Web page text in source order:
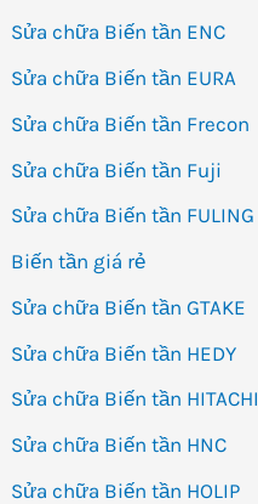
Sửa chữa Biến tần ENC
Sửa chữa Biến tần EURA
Sửa chữa Biến tần Frecon
Sửa chữa Biến tần Fuji
Sửa chữa Biến tần FULING
Biến tần giá rẻ
Sửa chữa Biến tần GTAKE
Sửa chữa Biến tần HEDY
Sửa chữa Biến tần HITACHI
Sửa chữa Biến tần HNC
Sửa chữa Biến tần HOLIP